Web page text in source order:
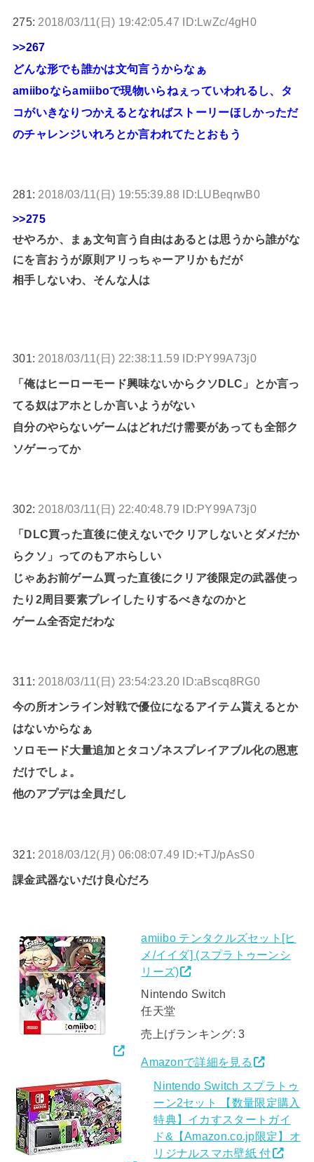
275: 2018/03/11(日) 19:42:05.47 ID:LwZc/4gH0
>>267
どんな形でも誰かは文句言うからなぁ
amiiboならamiiboで現物いらねぇっていわれるし、タ
コがいきなりつかえるとなればストーリーほしかっただ
のチャレンジいれろとか言われてたとおもう
281: 2018/03/11(日) 19:55:39.88 ID:LUBeqrwB0
>>275
せやろか、まぁ文句言う自由はあるとは思うから誰がな
にを言おうが原則アリっちゃーアリかもだが
相手しないわ、そんな人は
301: 2018/03/11(日) 22:38:11.59 ID:PY99A73j0
「俺はヒーローモード興味ないからクソDLC」とか言っ
てる奴はアホとしか言いようがない
自分のやらないゲームはどれだけ需要があっても全部ク
ソゲーってか
302: 2018/03/11(日) 22:40:48.79 ID:PY99A73j0
「DLC買った直後に使えないでクリアしないとダメだか
らクソ」ってのもアホらしい
じゃあお前ゲーム買った直後にクリア後限定の武器使っ
たり2周目要素プレイしたりするべきなのかと
ゲーム全否定だわな
311: 2018/03/11(日) 23:54:23.20 ID:aBscq8RG0
今の所オンライン対戦で優位になるアイテム貰えるとか
はないからなぁ
ソロモード大量追加とタコゾネスプレイアブル化の恩恵
だけでしょ。
他のアプデは全員だし
321: 2018/03/12(月) 06:08:07.49 ID:+TJ/pAsS0
課金武器ないだけ良心だろ
amiibo テンタクルズセット[ヒ
メ/イイダ] (スプラトゥーンシ
リーズ)
Nintendo Switch
任天堂
売上げランキング: 3
Amazonで詳細を見る
Nintendo Switch スプラトゥ
ーン2セット 【数量限定購入
特典】イカすスタートガイ
ド&【Amazon.co.jp限定】オ
リジナルスマホ壁紙 付